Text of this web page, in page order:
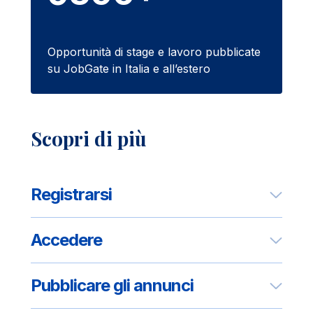
Opportunità di stage e lavoro pubblicate
su JobGate in Italia e all’estero
Scopri di più
Registrarsi
Accedere
Pubblicare gli annunci